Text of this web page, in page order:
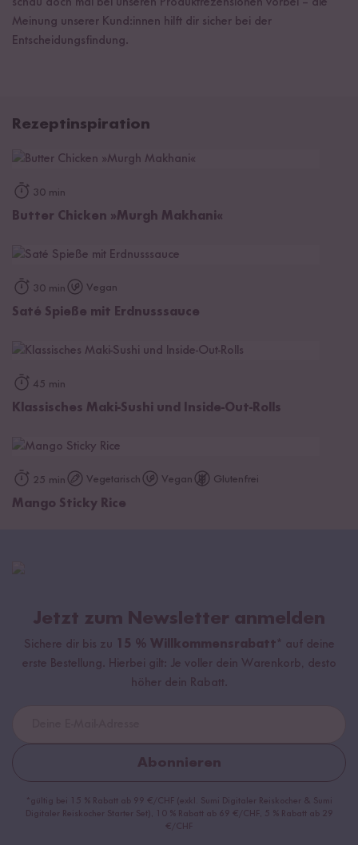
Meinung unserer Kund:innen hilft dir sicher bei der
Entscheidungsfindung.
Rezeptinspiration
30 min
Butter Chicken »Murgh Makhani«
30 min Vegan
Saté Spieße mit Erdnusssauce
45 min
Klassisches Maki-Sushi und Inside-Out-Rolls
25 min Vegetarisch Vegan Glutenfrei
Mango Sticky Rice
Jetzt zum Newsletter anmelden
Sichere dir bis zu 15 % Willkommensrabatt* auf deine
erste Bestellung. Hierbei gilt: Je voller dein Warenkorb, desto
höher dein Rabatt.
Abonnieren
*gültig bei 15 % Rabatt ab 99 €/CHF (exkl. Sumi Digitaler Reiskocher & Sumi
Digitaler Reiskocher Starter Set), 10 % Rabatt ab 69 €/CHF, 5 % Rabatt ab 29
€/CHF